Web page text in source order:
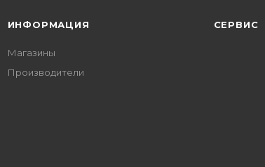
ИНФОРМАЦИЯ
Магазины
Производители
СЕРВИС